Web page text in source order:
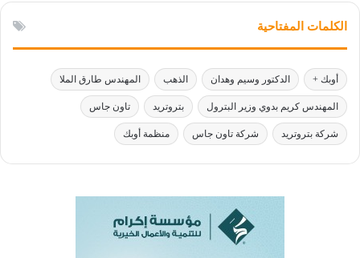
الكلمات المفتاحية
أوبك + الدكتور وسيم وهدان الذهب المهندس طارق الملا
المهندس كريم بدوي وزير البترول بتروتريد تاون جاس
شركة بتروتريد شركة تاون جاس منظمة أوبك